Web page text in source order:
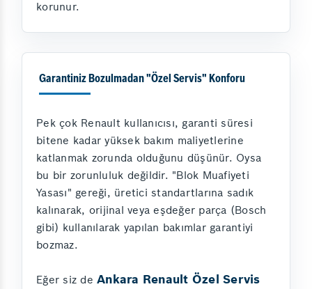
korunur.
Garantiniz Bozulmadan "Özel Servis" Konforu
Pek çok Renault kullanıcısı, garanti süresi
bitene kadar yüksek bakım maliyetlerine
katlanmak zorunda olduğunu düşünür. Oysa
bu bir zorunluluk değildir. "Blok Muafiyeti
Yasası" gereği, üretici standartlarına sadık
kalınarak, orijinal veya eşdeğer parça (Bosch
gibi) kullanılarak yapılan bakımlar garantiyi
bozmaz.
Eğer siz de Ankara Renault Özel Servis